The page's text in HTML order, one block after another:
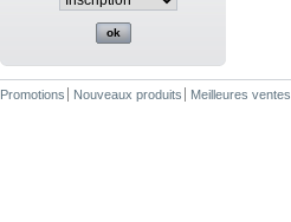
Promotions Nouveaux produits Meilleures ventes